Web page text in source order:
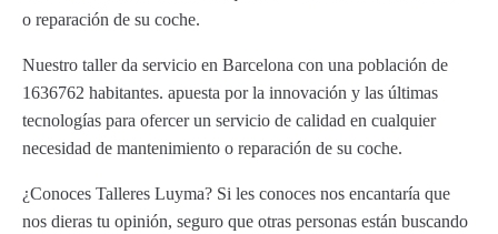
o reparación de su coche.
Nuestro taller da servicio en Barcelona con una población de
1636762 habitantes. apuesta por la innovación y las últimas
tecnologías para ofercer un servicio de calidad en cualquier
necesidad de mantenimiento o reparación de su coche.
¿Conoces Talleres Luyma? Si les conoces nos encantaría que
nos dieras tu opinión, seguro que otras personas están buscando